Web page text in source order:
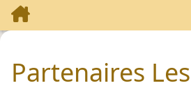
Partenaires